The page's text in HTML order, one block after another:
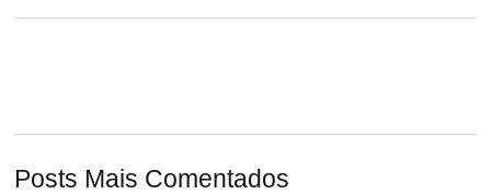
Posts Mais Comentados